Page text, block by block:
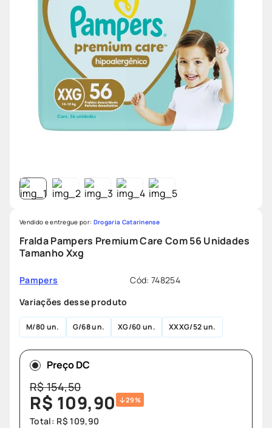
Fralda Pampers Premium Care Com 56 Unidades
Tamanho Xxg
Pampers Cód: 748254
Vendido e entregue por: Drogaria Catarinense
Variações desse produto
M 80 un. G 68 un. XG 60 un. XXXG 52 un.
Preço DC
R$154,50
R$ 109,90 29%
Total: R$ 109,90